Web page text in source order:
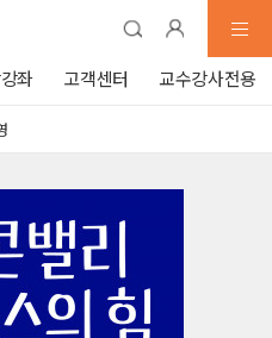
좌 고객센터 교수강사전용